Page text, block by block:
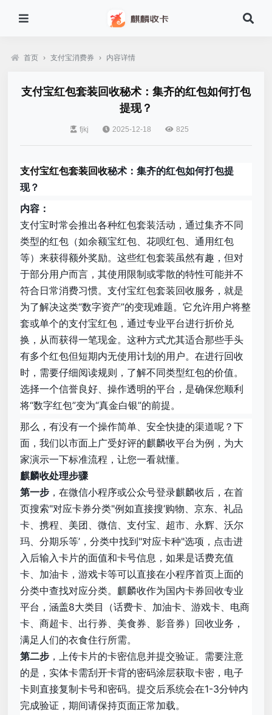
首页 › 支付宝消费券 › 内容详情
支付宝红包套装回收秘术：集齐的红包如何打包
提现？
fjkj 2025-12-18 825
支付宝红包套装回收秘术：集齐的红包如何打包提
现？
内容：
支付宝时常会推出各种红包套装活动，通过集齐不同
类型的红包（如余额宝红包、花呗红包、通用红包
等）来获得额外奖励。这些红包套装虽然有趣，但对
于部分用户而言，其使用限制或零散的特性可能并不
符合日常消费习惯。支付宝红包套装回收服务，就是
为了解决这类“数字资产”的变现难题。它允许用户将整
套或单个的支付宝红包，通过专业平台进行折价兑
换，从而获得一笔现金。这种方式尤其适合那些手头
有多个红包但短期内无使用计划的用户。在进行回收
时，需要仔细阅读规则，了解不同类型红包的价值。
选择一个信誉良好、操作透明的平台，是确保您顺利
将“数字红包”变为“真金白银”的前提。
那么，有没有一个操作简单、安全快捷的渠道呢？下
面，我们以市面上广受好评的麒麟收平台为例，为大
家演示一下标准流程，让您一看就懂。
麒麟收处理步骤
第一步 ，在微信小程序或公众号登录麒麟收后，在首
页搜索"对应卡券分类"例如直接搜‘购物、京东、礼品
卡、携程、美团、微信、支付宝、超市、永辉、沃尔
玛、分期乐等’，分类中找到"对应卡种"选项，点击进
入后输入卡片的面值和卡号信息，如果是话费充值
卡、加油卡，游戏卡等可以直接在小程序首页上面的
分类中查找对应分类。麒麟收作为国内卡券回收专业
平台，涵盖8大类目（话费卡、加油卡、游戏卡、电商
卡、商超卡、出行券、美食券、影音券）回收业务，
满足人们的衣食住行所需。
第二步 ，上传卡片的卡密信息并提交验证。需要注意
的是，实体卡需刮开卡背的密码涂层获取卡密，电子
卡则直接复制卡号和密码。提交后系统会在1-3分钟内
完成验证，期间请保持页面正常加载。